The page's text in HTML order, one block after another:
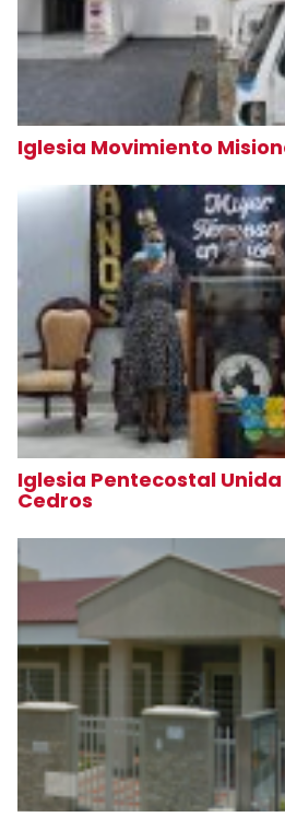
Iglesia Movimiento
Iglesia Pentecostal Unida
Cedros